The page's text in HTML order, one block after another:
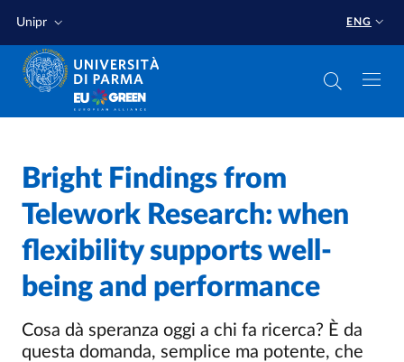
Unipr ENG
Bright Findings from
Telework Research: when
flexibility supports well-
being and performance
Cosa dà speranza oggi a chi fa ricerca? È da
questa domanda, semplice ma potente, che